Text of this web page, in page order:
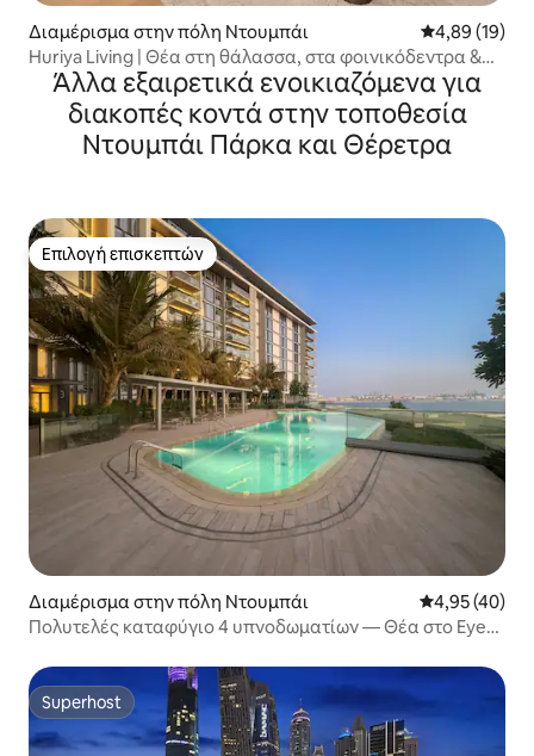
Διαμέρισμα στην πόλη Ντουμπάι Μέση
4,89 (19)
Huriya Living | Θέα στη θάλασσα, στα φοινικόδεντρα &
ιδιωτική παραλία
Άλλα εξαιρετικά ενοικιαζόμενα για
διακοπές κοντά στην τοποθεσία
Ντουμπάι Πάρκα και Θέρετρα
Επιλογή επισκεπτών
Επιλογή επισκεπτών
Διαμέρισμα στην πόλη Ντουμπάι Μέση
4,95 (40)
Πολυτελές καταφύγιο 4 υπνοδωματίων — Θέα στο Eye
Superhost
Superhost